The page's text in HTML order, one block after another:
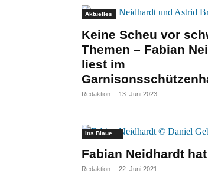
Aktuelles
Keine Scheu vor
Themen – Fabian
liest im
Redaktion - 13. Juni 2023
Ins Blaue ...
Fabian Neidhardt
Redaktion - 22. Juni 2021